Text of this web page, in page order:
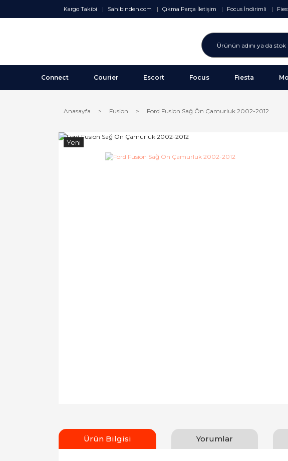
Kargo Takibi Sahibinden.com Çıkma Parça İletişim Focus İndirimli
Connect Courier Escort Focus Fiesta
Anasayfa Fusion Ford Fusion Sağ Ön Çamurluk 2002-2012
Yeni
Ürün Bilgisi Yorumlar